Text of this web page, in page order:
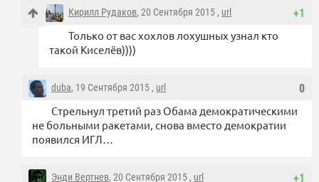
+1
Кирилл Рудаков, 20 Сентября 2015 , url
Только от вас хохлов лохушных узнал кто
такой Киселёв))))
0
duba, 19 Сентября 2015 , url
Стрельнул третий раз Обама демократическими
не больными ракетами, снова вместо демократии
появился ИГЛ…
+1
Энди Вертнев, 20 Сентября 2015 , url